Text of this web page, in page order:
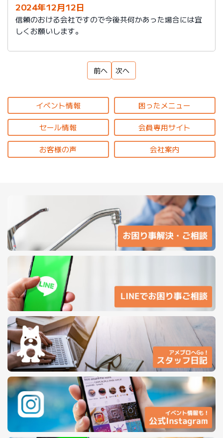
2024年12月12日
信頼のおける会社ですので今後共何かあった場合には宜
しくお願いします。
前へ 次へ
イベント情報 困ったメニュー
セール情報 会員専用サイト
お客様の声 会社案内